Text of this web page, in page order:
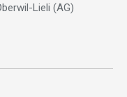
Lieli (AG)